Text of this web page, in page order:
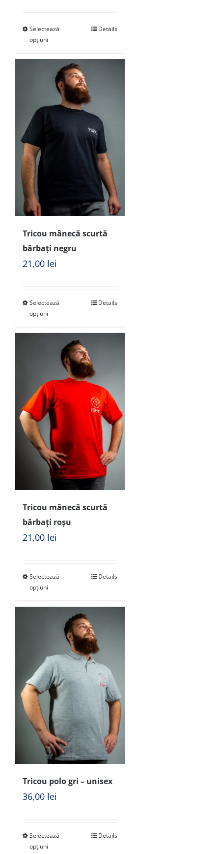
Selectează
opțiuni
Details
Tricou mânecă scurtă
bărbați negru
21,00 lei
Selectează
opțiuni
Details
Tricou mânecă scurtă
bărbați roșu
21,00 lei
Selectează
opțiuni
Details
Tricou polo gri – unisex
36,00 lei
Selectează
opțiuni
Details